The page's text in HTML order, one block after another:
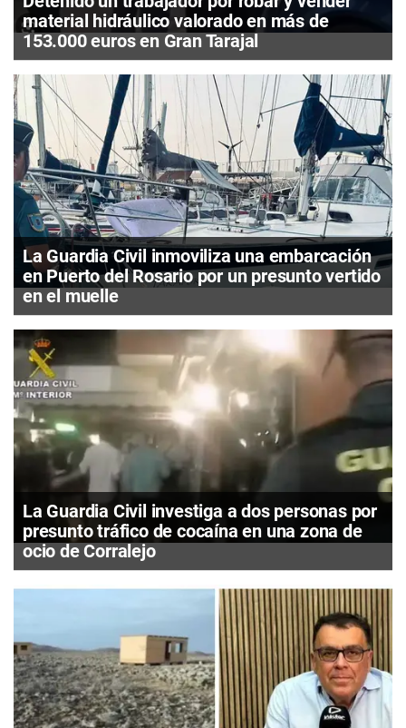
material hidráulico valorado en más de
153.000 euros en Gran Tarajal
La Guardia Civil inmoviliza una embarcación
en Puerto del Rosario por un presunto vertido
en el muelle
La Guardia Civil investiga a dos personas por
presunto tráfico de cocaína en una zona de
ocio de Corralejo